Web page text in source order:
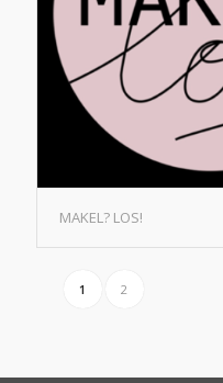
MAKEL? LOS!
1 2